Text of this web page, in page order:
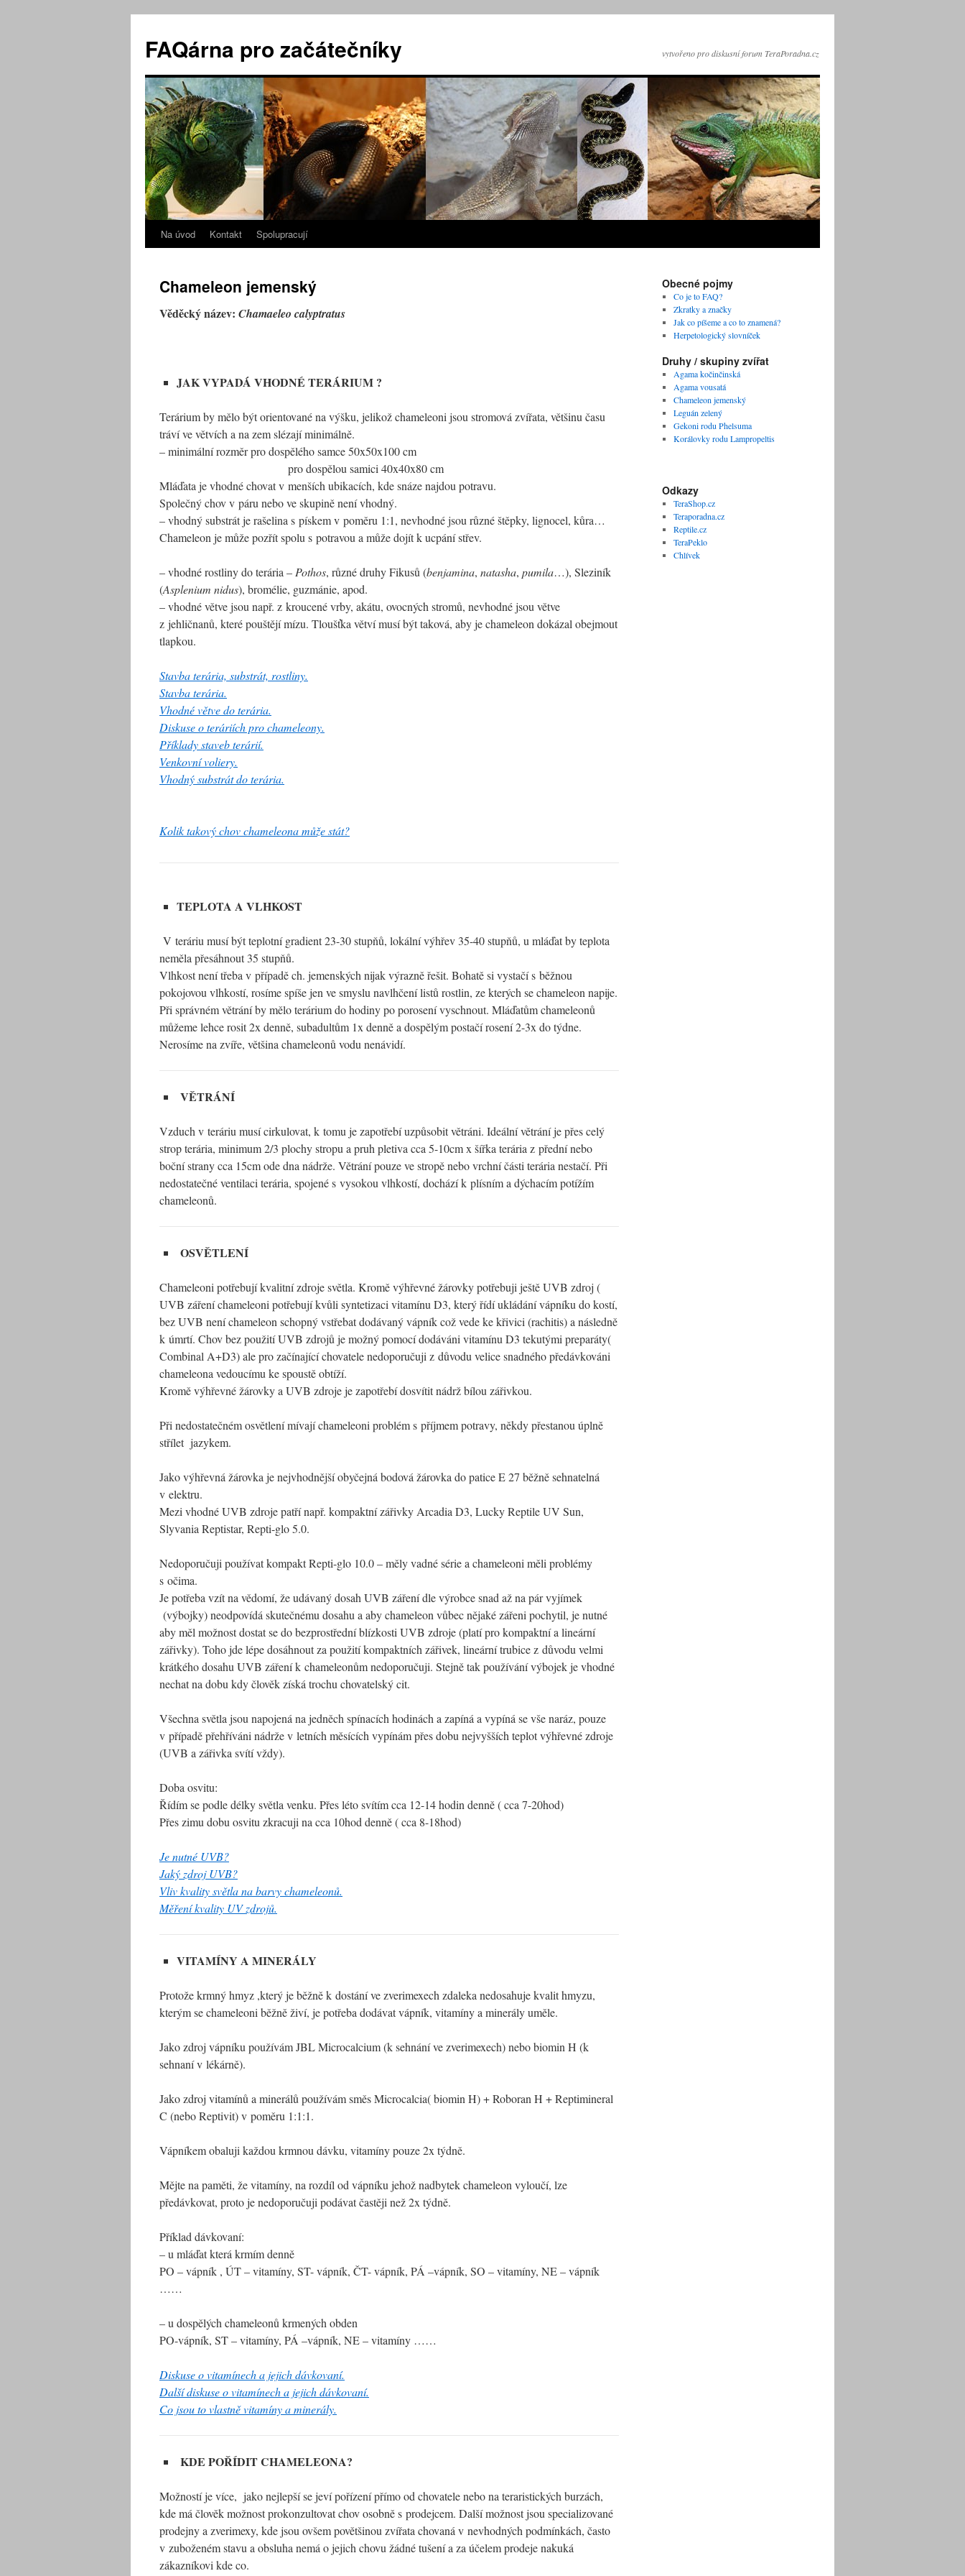
obsahu
webu
FAQárna pro začátečníky vytvořeno pro diskusní forum TeraPoradna.cz
Na úvod Kontakt Spolupracují
Chameleon jemenský
Věděcký název: Chamaeleo calyptratus
JAK VYPADÁ VHODNÉ TERÁRIUM ?
Terárium by mělo být orientované na výšku, jelikož chameleoni jsou stromová zvířata, většinu času
tráví ve větvích a na zem slézají minimálně.
– minimální rozměr pro dospělého samce 50x50x100 cm
pro dospělou samici 40x40x80 cm
Mláďata je vhodné chovat v menších ubikacích, kde snáze najdou potravu.
Společný chov v páru nebo ve skupině není vhodný.
– vhodný substrát je rašelina s pískem v poměru 1:1, nevhodné jsou různé štěpky, lignocel, kůra…
Chameleon je může pozřít spolu s potravou a může dojít k ucpání střev.
– vhodné rostliny do terária – Pothos, různé druhy Fikusů (benjamina, natasha, pumila…), Sleziník
(Asplenium nidus), bromélie, guzmánie, apod.
– vhodné větve jsou např. z kroucené vrby, akátu, ovocných stromů, nevhodné jsou větve
z jehličnanů, které pouštějí mízu. Tloušťka větví musí být taková, aby je chameleon dokázal obejmout
tlapkou.
Stavba terária, substrát, rostliny.
Stavba terária.
Vhodné větve do terária.
Diskuse o teráriích pro chameleony.
Příklady staveb terárií.
Venkovní voliery.
Vhodný substrát do terária.
Kolik takový chov chameleona může stát?
TEPLOTA A VLHKOST
V teráriu musí být teplotní gradient 23-30 stupňů, lokální výhřev 35-40 stupňů, u mláďat by teplota
neměla přesáhnout 35 stupňů.
Vlhkost není třeba v případě ch. jemenských nijak výrazně řešit. Bohatě si vystačí s běžnou
pokojovou vlhkostí, rosíme spíše jen ve smyslu navlhčení listů rostlin, ze kterých se chameleon napije.
Při správném větrání by mělo terárium do hodiny po porosení vyschnout. Mláďatům chameleonů
můžeme lehce rosit 2x denně, subadultům 1x denně a dospělým postačí rosení 2-3x do týdne.
Nerosíme na zvíře, většina chameleonů vodu nenávidí.
VĚTRÁNÍ
Vzduch v teráriu musí cirkulovat, k tomu je zapotřebí uzpůsobit větráni. Ideální větrání je přes celý
strop terária, minimum 2/3 plochy stropu a pruh pletiva cca 5-10cm x šířka terária z přední nebo
boční strany cca 15cm ode dna nádrže. Větrání pouze ve stropě nebo vrchní části terária nestačí. Při
nedostatečné ventilaci terária, spojené s vysokou vlhkostí, dochází k plísním a dýchacím potížím
chameleonů.
OSVĚTLENÍ
Chameleoni potřebují kvalitní zdroje světla. Kromě výhřevné žárovky potřebuji ještě UVB zdroj (
UVB záření chameleoni potřebují kvůli syntetizaci vitamínu D3, který řídí ukládání vápníku do kostí,
bez UVB není chameleon schopný vstřebat dodávaný vápník což vede ke křivici (rachitis) a následně
k úmrtí. Chov bez použití UVB zdrojů je možný pomocí dodáváni vitamínu D3 tekutými preparáty(
Combinal A+D3) ale pro začínající chovatele nedoporučuji z důvodu velice snadného předávkováni
chameleona vedoucímu ke spoustě obtíží.
Kromě výhřevné žárovky a UVB zdroje je zapotřebí dosvítit nádrž bílou zářivkou.
Při nedostatečném osvětlení mívají chameleoni problém s příjmem potravy, někdy přestanou úplně
střílet jazykem.
Jako výhřevná žárovka je nejvhodnější obyčejná bodová žárovka do patice E 27 běžně sehnatelná
v elektru.
Mezi vhodné UVB zdroje patří např. kompaktní zářivky Arcadia D3, Lucky Reptile UV Sun,
Slyvania Reptistar, Repti-glo 5.0.
Nedoporučuji používat kompakt Repti-glo 10.0 – měly vadné série a chameleoni měli problémy
s očima.
Je potřeba vzít na vědomí, že udávaný dosah UVB záření dle výrobce snad až na pár vyjímek
(výbojky) neodpovídá skutečnému dosahu a aby chameleon vůbec nějaké zářeni pochytil, je nutné
aby měl možnost dostat se do bezprostřední blízkosti UVB zdroje (platí pro kompaktní a lineární
zářivky). Toho jde lépe dosáhnout za použití kompaktních zářivek, lineární trubice z důvodu velmi
krátkého dosahu UVB záření k chameleonům nedoporučuji. Stejně tak používání výbojek je vhodné
nechat na dobu kdy člověk získá trochu chovatelský cit.
Všechna světla jsou napojená na jedněch spínacích hodinách a zapíná a vypíná se vše naráz, pouze
v případě přehříváni nádrže v letních měsících vypínám přes dobu nejvyšších teplot výhřevné zdroje
(UVB a zářivka svítí vždy).
Doba osvitu:
Řídím se podle délky světla venku. Přes léto svítím cca 12-14 hodin denně ( cca 7-20hod)
Přes zimu dobu osvitu zkracuji na cca 10hod denně ( cca 8-18hod)
Je nutné UVB?
Jaký zdroj UVB?
Vliv kvality světla na barvy chameleonů.
Měření kvality UV zdrojů.
VITAMÍNY A MINERÁLY
Protože krmný hmyz ,který je běžně k dostání ve zverimexech zdaleka nedosahuje kvalit hmyzu,
kterým se chameleoni běžně živí, je potřeba dodávat vápník, vitamíny a minerály uměle.
Jako zdroj vápníku používám JBL Microcalcium (k sehnání ve zverimexech) nebo biomin H (k
sehnaní v lékárně).
Jako zdroj vitamínů a minerálů používám směs Microcalcia( biomin H) + Roboran H + Reptimineral
C (nebo Reptivit) v poměru 1:1:1.
Vápníkem obaluji každou krmnou dávku, vitamíny pouze 2x týdně.
Mějte na paměti, že vitamíny, na rozdíl od vápníku jehož nadbytek chameleon vyloučí, lze
předávkovat, proto je nedoporučuji podávat častěji než 2x týdně.
Příklad dávkovaní:
– u mláďat která krmím denně
PO – vápník , ÚT – vitamíny, ST- vápník, ČT- vápník, PÁ –vápník, SO – vitamíny, NE – vápník
……
– u dospělých chameleonů krmených obden
PO-vápník, ST – vitamíny, PÁ –vápník, NE – vitamíny ……
Diskuse o vitamínech a jejich dávkovaní.
Další diskuse o vitamínech a jejich dávkovaní.
Co jsou to vlastně vitamíny a minerály.
KDE POŘÍDIT CHAMELEONA?
Možností je více, jako nejlepší se jeví pořízení přímo od chovatele nebo na teraristických burzách,
kde má člověk možnost prokonzultovat chov osobně s prodejcem. Další možnost jsou specializované
prodejny a zverimexy, kde jsou ovšem povětšinou zvířata chovaná v nevhodných podmínkách, často
v zuboženém stavu a obsluha nemá o jejich chovu žádné tušení a za účelem prodeje nakuká
zákazníkovi kde co.
Obecné pojmy
Co je to FAQ?
Zkratky a značky
Jak co píšeme a co to znamená?
Herpetologický slovníček
Druhy / skupiny zvířat
Agama kočinčinská
Agama vousatá
Chameleon jemenský
Leguán zelený
Gekoni rodu Phelsuma
Korálovky rodu Lampropeltis
Odkazy
TeraShop.cz
Teraporadna.cz
Reptile.cz
TeraPeklo
Chlívek